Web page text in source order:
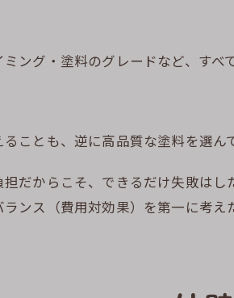
ング・塗料のグレードなど、すべ
ことも、逆に高品質な塗料を選ん
担だからこそ、できるだけ失敗は
ンス（費用対効果）を第一に考え